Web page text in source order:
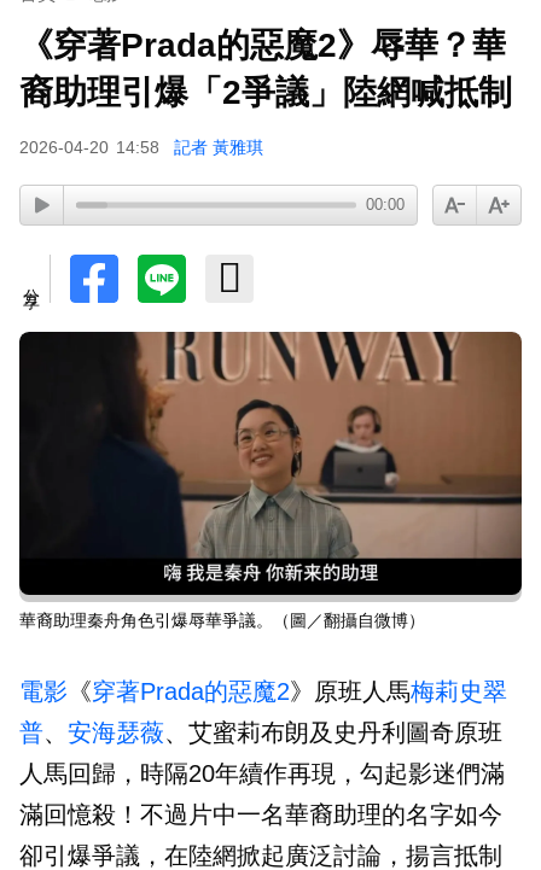
《穿著Prada的惡魔2》辱華？華
裔助理引爆「2爭議」陸網喊抵制
2026-04-20 14:58 記者 黃雅琪
00:00
華裔助理秦舟角色引爆辱華爭議。（圖／翻攝自微博）
電影 《穿著Prada的惡魔2》原班人馬梅莉史翠
普、 安海瑟薇、艾蜜莉布朗及史丹利圖奇原班
人馬回歸，時隔20年續作再現，勾起影迷們滿
滿回憶殺！不過片中一名華裔助理的名字如今
卻引爆爭議，在陸網掀起廣泛討論，揚言抵制